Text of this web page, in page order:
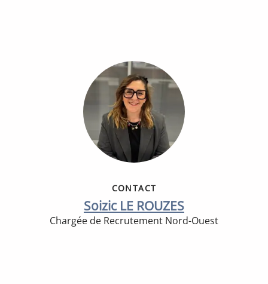
CONTACT
Soizic LE ROUZES
Chargée de Recrutement Nord-Ouest